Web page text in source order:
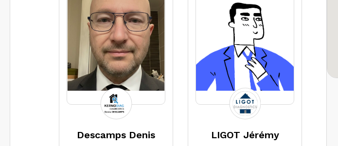
démolition.
Relevé et numérisation
avec un scanner 3d
intérieur et extérieur
pour tous types de
bâtiments.
amiante, constat de
risque d’exposition au
plomb, état de
l’installation intérieure
d’électricité et de gaz.
Nous pouvons
également réaliser un
audit énergétique
lorsque la
réglementation en
dispose.
Descamps Denis LIGOT Jérémy